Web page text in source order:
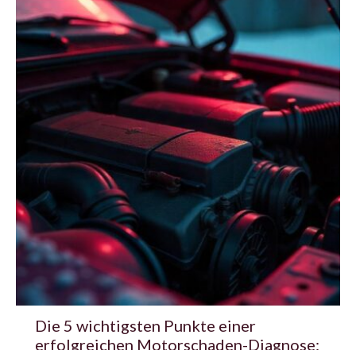
Die 5 wichtigsten Punkte einer
erfolgreichen Motorschaden-Diagnose: